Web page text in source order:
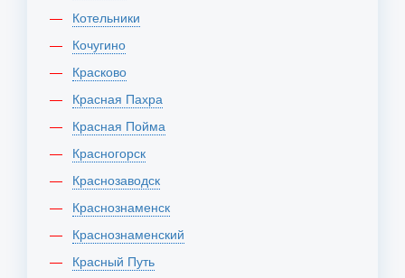
Котельники
Кочугино
Красково
Красная Пахра
Красная Пойма
Красногорск
Краснозаводск
Краснознаменск
Краснознаменский
Красный Путь